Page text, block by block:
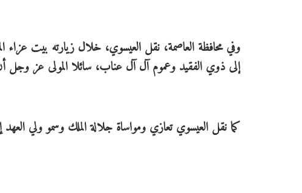
وفي محافظة العاصمة، نقل العيسوي، خلال زيارته بيت عزاء
إلى ذوي الفقيد وعموم آل آل عناب، سائلا المولى عز وجل
كما نقل العيسوي تعازي ومواساة جلالة الملك وسمو ولي